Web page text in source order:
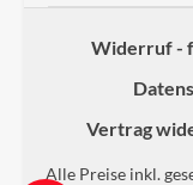
Widerruf -
Vertrag
Alle Preise inkl.